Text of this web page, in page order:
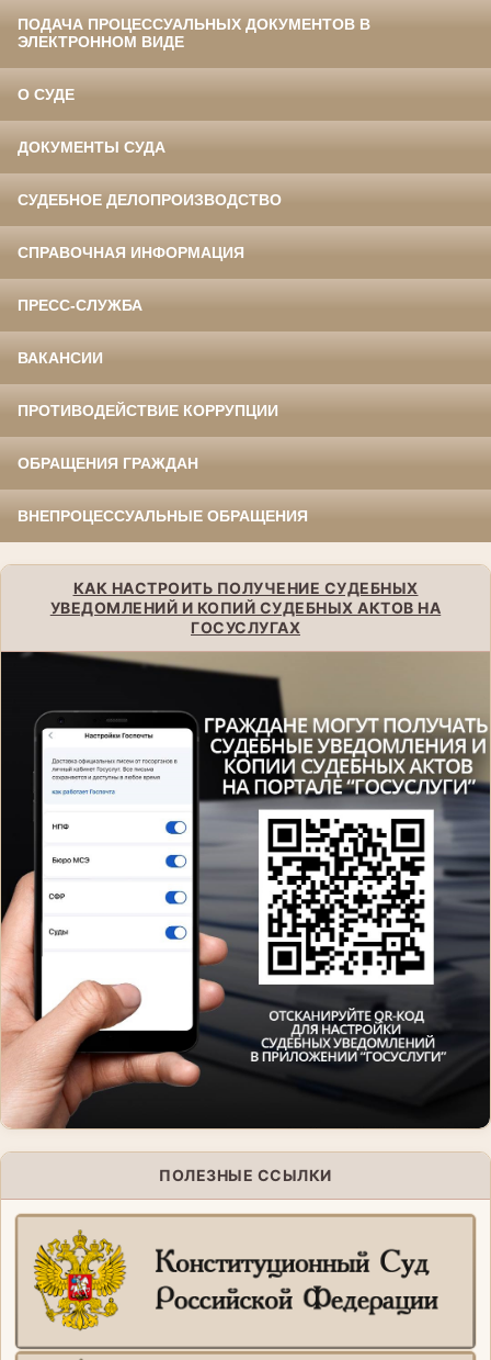
ПОДАЧА ПРОЦЕССУАЛЬНЫХ ДОКУМЕНТОВ В
ЭЛЕКТРОННОМ ВИДЕ
О СУДЕ
ДОКУМЕНТЫ СУДА
СУДЕБНОЕ ДЕЛОПРОИЗВОДСТВО
СПРАВОЧНАЯ ИНФОРМАЦИЯ
ПРЕСС-СЛУЖБА
ВАКАНСИИ
ПРОТИВОДЕЙСТВИЕ КОРРУПЦИИ
ОБРАЩЕНИЯ ГРАЖДАН
ВНЕПРОЦЕССУАЛЬНЫЕ ОБРАЩЕНИЯ
КАК НАСТРОИТЬ ПОЛУЧЕНИЕ СУДЕБНЫХ
УВЕДОМЛЕНИЙ И КОПИЙ СУДЕБНЫХ АКТОВ НА
ГОСУСЛУГАХ
ПОЛЕЗНЫЕ ССЫЛКИ